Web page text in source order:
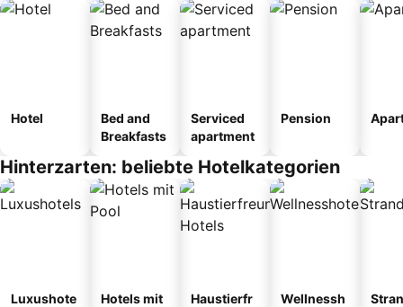
Hotel
Bed and
Breakfasts
Serviced
apartment
Pension
Hinterzarten: beliebte Hotelkategorien
Luxushote
Hotels mit
Haustierfr
Wellnessh